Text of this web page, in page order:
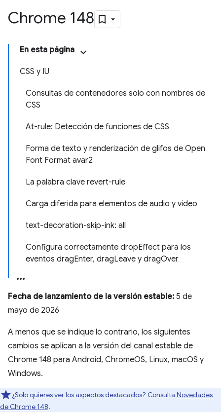
Chrome 148
En esta página
CSS y IU
Consultas de contenedores solo con nombres de
CSS
At-rule: Detección de funciones de CSS
Forma de texto y renderización de glifos de Open
Font Format avar2
La palabra clave revert-rule
Carga diferida para elementos de audio y video
text-decoration-skip-ink: all
Configura correctamente dropEffect para los
eventos dragEnter, dragLeave y dragOver
Fecha de lanzamiento de la versión estable: 5 de
mayo de 2026
A menos que se indique lo contrario, los siguientes
cambios se aplican a la versión del canal estable de
Chrome 148 para Android, ChromeOS, Linux, macOS y
Windows.
¿Solo quieres ver los aspectos destacados? Consulta Novedades
de Chrome 148.